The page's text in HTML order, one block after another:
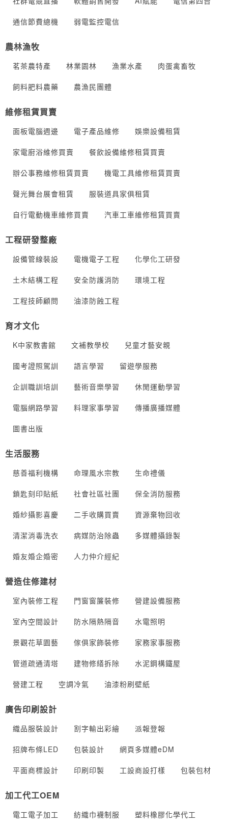
通信節費總機 弱電監控電信
農林漁牧
茗茶農特產 林業園林 漁業水產 肉蛋禽畜牧
飼料肥料農藥 農漁民團體
維修租賃買賣
面板電腦週邊 電子產品維修 娛樂設備租賃
家電廚浴維修買賣 餐飲設備維修租賃買賣
辦公事務維修租賃買賣 機電工具維修租賃買賣
聲光舞台展會租賃 服裝道具家俱租賃
自行電動機車維修買賣 汽車工車維修租賃買賣
工程研發整廠
設備管線裝設 電機電子工程 化學化工研發
土木結構工程 安全防護消防 環境工程
工程技師顧問 油漆防蝕工程
育才文化
K中家教書館 文補教學校 兒童才藝安親
國考證照駕訓 語言學習 留遊學服務
企訓職訓培訓 藝術音樂學習 休閒運動學習
電腦網路學習 料理家事學習 傳播廣播媒體
圖書出版
生活服務
慈善福利機構 命理風水宗教 生命禮儀
鎖匙刻印貼紙 社會社區社團 保全消防服務
婚紗攝影喜慶 二手收購買賣 資源棄物回收
清潔消毒洗衣 病媒防治除蟲 多媒體攝錄製
婚友婚企婚密 人力仲介經紀
營造住修建材
室內裝修工程 門窗窗簾裝修 營建設備服務
室內空間設計 防水隔熱隔音 水電照明
景觀花草園藝 傢俱家飾裝修 家務家事服務
管道疏通清塔 建物修繕拆除 水泥鋼構鐵屋
營建工程 空調冷氣 油漆粉刷壁紙
廣告印刷設計
織品服裝設計 割字輸出彩繪 派報登報
招牌布條LED 包裝設計 網頁多媒體eDM
平面商標設計 印刷印製 工設商設打樣 包裝包材
加工代工OEM
電工電子加工 紡織巾襪制服 塑料橡膠化學代工